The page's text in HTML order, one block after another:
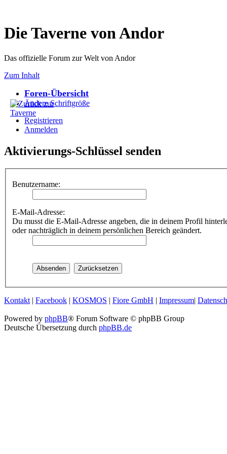
Die Taverne von Andor
Das offizielle Forum zur Welt von Andor
Zum Inhalt
Foren-Übersicht
Ändere Schriftgröße
Registrieren
Anmelden
Aktivierungs-Schlüssel senden
Benutzername:
E-Mail-Adresse:
Du musst die E-Mail-Adresse angeben, die in deinem Profil
oder nachträglich in deinem persönlichen Bereich geändert.
Kontakt | Facebook | KOSMOS | Fiore GmbH | Impressum|
Powered by phpBB® Forum Software © phpBB Group
Deutsche Übersetzung durch phpBB.de